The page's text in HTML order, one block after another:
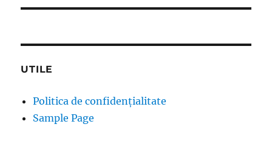
UTILE
Politica de confidențialitate
Sample Page